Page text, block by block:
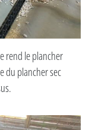
rend le plancher
du plancher sec